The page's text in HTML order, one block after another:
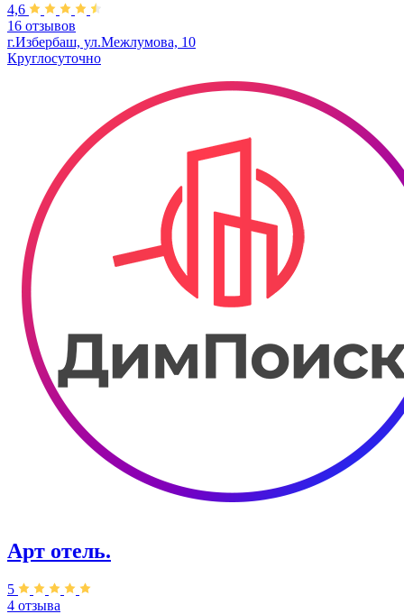
4,6
16 отзывов
г.Избербаш, ул.Межлумова, 10
Круглосуточно
Арт отель.
5
4 отзыва